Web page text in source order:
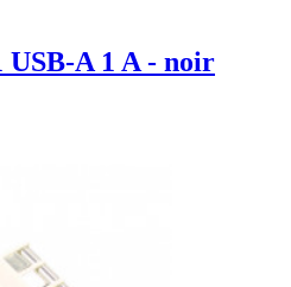
USB-A 1 A - noir